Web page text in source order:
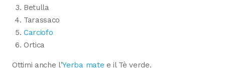
Betulla
Tarassaco
Carciofo
Ortica
Ottimi anche l’Yerba mate e il Tè verde.